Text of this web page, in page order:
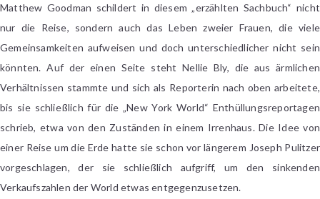
Matthew Goodman schildert in diesem „erzählten Sachbuch“ nicht
nur die Reise, sondern auch das Leben zweier Frauen, die viele
Gemeinsamkeiten aufweisen und doch unterschiedlicher nicht sein
könnten. Auf der einen Seite steht Nellie Bly, die aus ärmlichen
Verhältnissen stammte und sich als Reporterin nach oben arbeitete,
bis sie schließlich für die „New York World“ Enthüllungsreportagen
schrieb, etwa von den Zuständen in einem Irrenhaus. Die Idee von
einer Reise um die Erde hatte sie schon vor längerem Joseph Pulitzer
vorgeschlagen, der sie schließlich aufgriff, um den sinkenden
Verkaufszahlen der World etwas entgegenzusetzen.